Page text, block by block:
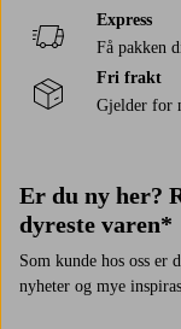
Express
Få pakken
Fri frakt
Gjelder for
Er du ny her?
dyreste varen*
Som kunde hos oss er
nyheter og mye